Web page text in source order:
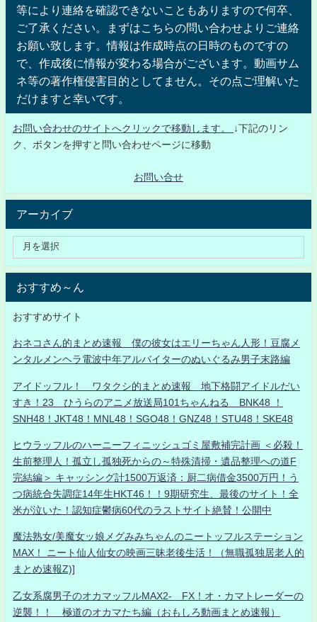
等により連絡を確認できないこともありますので何卒、
ご了承ください。まずはこちらの問い合わせよりご連絡
お願い致します。情報は作成時点の日時のものですの
で、作成後に情報が変わる場合がございます。動画サム
ネ等の著作権侵害目的としてません。その点ご理解いた
だけますと幸いです。
お問い合わせのサイトへクリックで移動します。
↓下記のリン
ク、ボタンを押すと問い合わせページに移動
お問い合せ
アーカイブ
おすすめ～ん
おすすめサイト
おネコさん的まとめ速報 僕の彼女はエリーちゃん人形！豆腐メ
ンタルメンヘラ電波中年アルバイターのぬいぐるみ男子末路編
アイドッフル！ ワタクシ的まとめ速報 地下格闘アイドルだい
すき！23 ひうらのアニメ放送局101ちゃんねる BNK48 ！
SNH48！JKT48！MNL48！SGO48！GNZ48！STU48！SKE48
ヒウラッフルのハーニーフィニッシュゴミ屋敷補完計画 ＜必殺！
生前整理人！孤立し孤独死からの～特殊清掃・遺品整理への道F
完結編＞ キャッシング計1500万返済：厨二病借金3500万円！う
つ病統合失調症14年生HKT46！！9期研究生、最後のサイト！全
米が泣いた！認知症鬱病60代のラストサイト絶賛！公開中
魔法熟女/美魔女ッ娘メグみみちゃんのニートッフルステーション
MAX！ ニート仙人仙女の映画三昧老後生活！（無職孤独居老人的
まとめ速報Z)]
乙女系腐男子のオカマッフルMAX2- FX！オ・カマトレーダーの
逆襲！！ 極道のオカマたち編（おもしろ動画まとめ速報）